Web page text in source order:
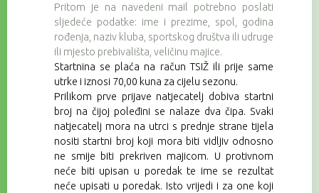
Pritom je na navedeni mail potrebno poslati
sljedeće podatke: ime i prezime, spol, godina
rođenja, naziv kluba, sportskog društva ili udruge
ili mjesto prebivališta, veličinu majice.
Startnina se plaća na račun TSIŽ ili prije same
utrke i iznosi 70,00 kuna za cijelu sezonu.
Prilikom prve prijave natjecatelj dobiva startni
broj na čijoj poleđini se nalaze dva čipa. Svaki
natjecatelj mora na utrci s prednje strane tijela
nositi startni broj koji mora biti vidljiv odnosno
ne smije biti prekriven majicom. U protivnom
neće biti upisan u poredak te ime se rezultat
neće upisati u poredak. Isto vrijedi i za one koji